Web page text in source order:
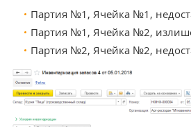
Партия №1, Ячейка №1,
Партия №1, Ячейка №2,
Партия №2, Ячейка №2,